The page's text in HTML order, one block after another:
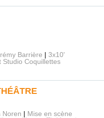
Barrière | 3x10'
Studio Coquillettes
Noren | Mise en scène